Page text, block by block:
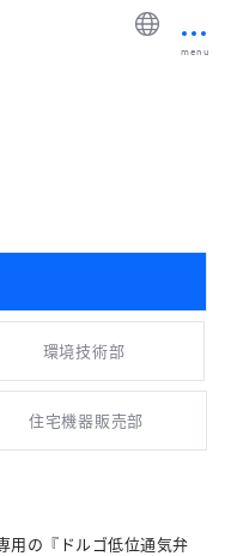
環境技術部
住宅機器販売部
用の『ドルゴ低位通気弁
menu